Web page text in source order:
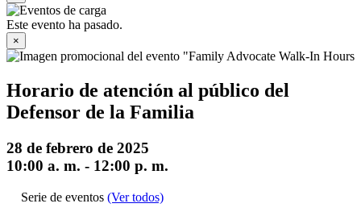
Este evento ha pasado.
×
Horario de atención al público del
Defensor de la Familia
28 de febrero de 2025
10:00 a. m. - 12:00 p. m.
Serie de eventos (Ver todos)